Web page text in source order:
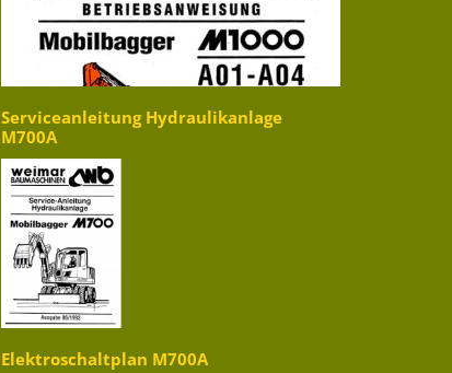
Serviceanleitung Hydraulikanlage
M700A
Elektroschaltplan M700A